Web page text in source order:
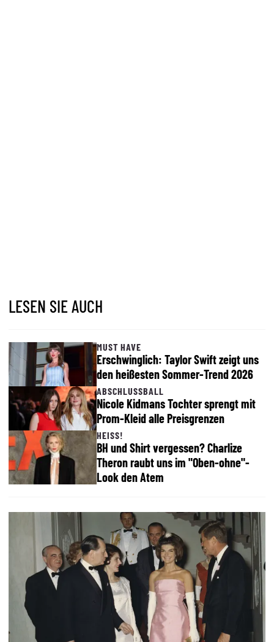
LESEN SIE AUCH
MUST HAVE
Erschwinglich: Taylor Swift zeigt uns
den heißesten Sommer-Trend 2026
ABSCHLUSSBALL
Nicole Kidmans Tochter sprengt mit
Prom-Kleid alle Preisgrenzen
HEISS!
BH und Shirt vergessen? Charlize
Theron raubt uns im "Oben-ohne"-
Look den Atem